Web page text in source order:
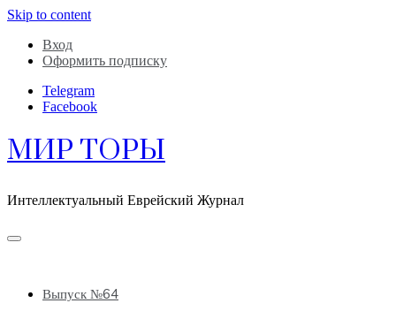
Skip to content
Вход
Оформить подписку
Telegram
Facebook
МИР ТОРЫ
Интеллектуальный Еврейский Журнал
Выпуск №64